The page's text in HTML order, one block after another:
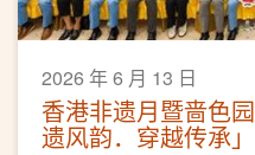
2026 年 6 月 13 日
香港非遗月暨啬色
遗风韵．穿越传承